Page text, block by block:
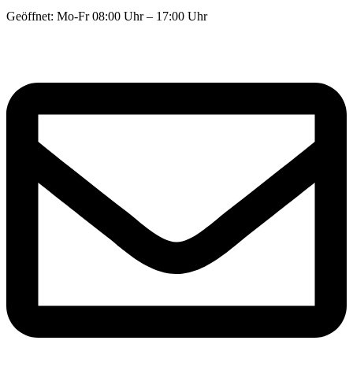
Geöffnet: Mo-Fr 08:00 Uhr – 17:00 Uhr